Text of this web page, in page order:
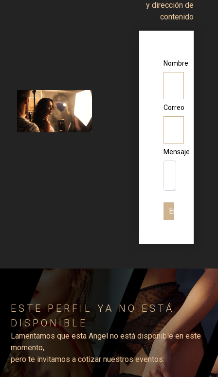
y dirección de
contenido
Nombre
Correo
Mensaje
Enviar
ESTE PERFIL YA NO ESTÁ
DISPONIBLE
Lamentamos que esta Angel no está disponible en este
momento,
pero te invitamos a cotizar nuestros eventos: